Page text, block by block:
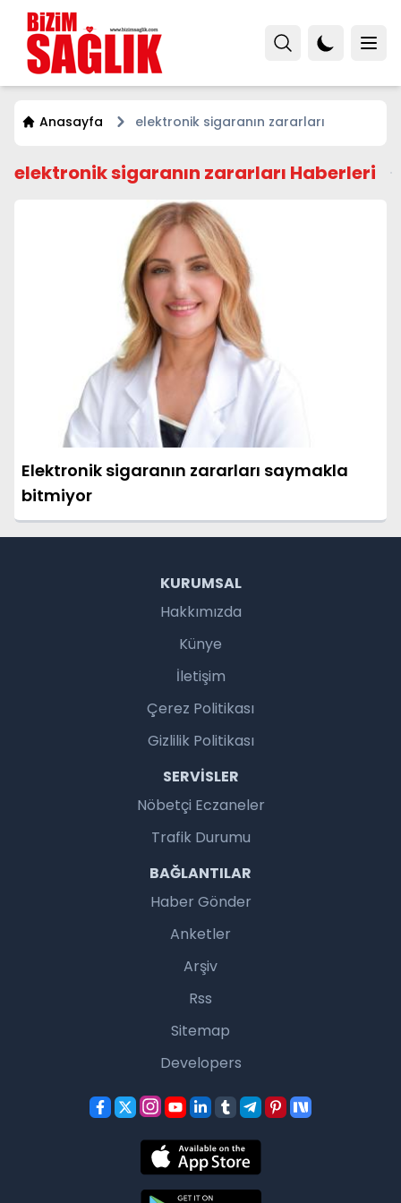
Anasayfa elektronik sigaranın zararları
elektronik sigaranın zararları Haberleri
Elektronik sigaranın zararları saymakla
bitmiyor
KURUMSAL
Hakkımızda
Künye
İletişim
Çerez Politikası
Gizlilik Politikası
SERVISLER
Nöbetçi Eczaneler
Trafik Durumu
BAĞLANTILAR
Haber Gönder
Anketler
Arşiv
Rss
Sitemap
Developers